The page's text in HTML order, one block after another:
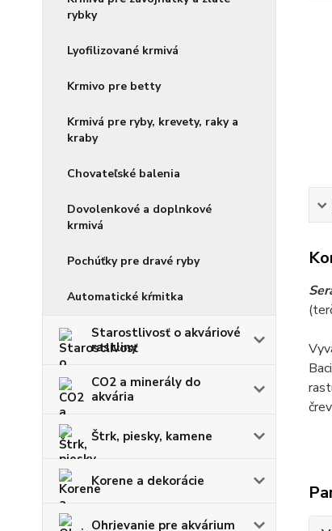
rybky
Lyofilizované krmivá
Krmivo pre betty
Krmivá pre ryby, krevety, raky a
kraby
Chovateľské balenia
Dovolenkové a doplnkové
krmivá
Pochúťky pre dravé ryby
Automatické kŕmitka
Starostlivosť o akváriové
rastliny
CO2 a minerály do
akvária
Štrk, piesky, kamene
Korene a dekorácie
Ohrievanie pre akvárium